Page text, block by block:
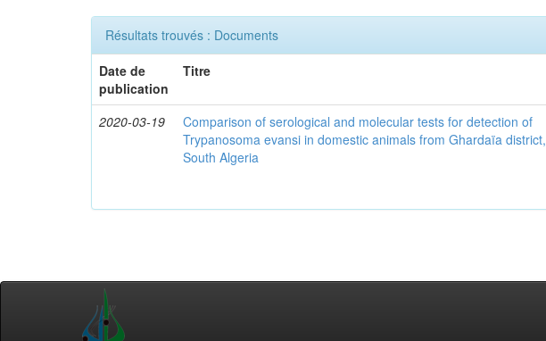
Résultats trouvés : Documents
Date de
publication
Titre
2020-03-19
Comparison of serological and molecular tests for detection of
Trypanosoma evansi in domestic animals from Ghardaïa district,
South Algeria